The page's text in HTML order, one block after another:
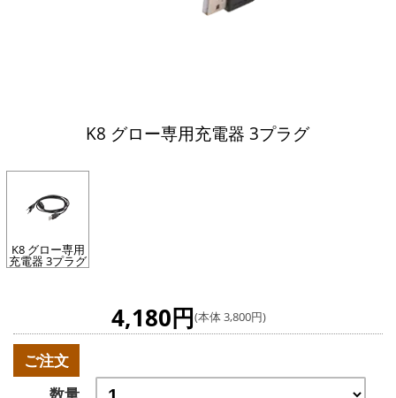
K8 グロー専用充電器 3プラグ
K8 グロー専用
充電器 3プラグ
4,180円(本体 3,800円)
ご注文